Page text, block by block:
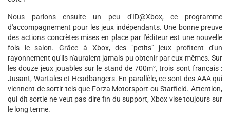
Nous parlons ensuite un peu d'ID@Xbox, ce programme
d'accompagnement pour les jeux indépendants. Une bonne preuve
des actions concrètes mises en place par l'éditeur est une nouvelle
fois le salon. Grâce à Xbox, des "petits" jeux profitent d'un
rayonnement qu'ils n'auraient jamais pu obtenir par eux-mêmes. Sur
les douze jeux jouables sur le stand de 700m², trois sont français :
Jusant, Wartales et Headbangers. En parallèle, ce sont des AAA qui
viennent de sortir tels que Forza Motorsport ou Starfield. Attention,
qui dit sortie ne veut pas dire fin du support, Xbox vise toujours sur
le long terme.